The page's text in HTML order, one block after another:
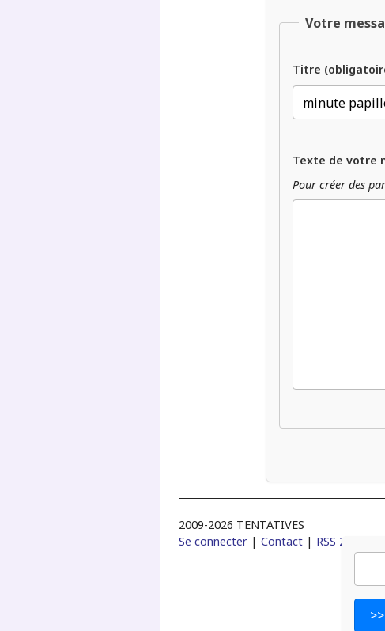
Votre
Titre
Texte de votre
Pour créer des
2009-2026 TENTATIVES
Se connecter| Contact| RSS 2.0